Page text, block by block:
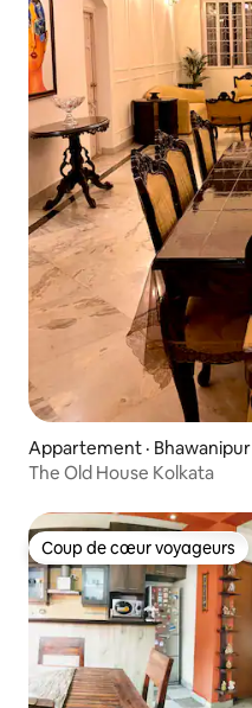
Appartement · Bhawanipur
The Old House Kolkata
Coup de cœur voyageurs
Coup de cœur voyageurs